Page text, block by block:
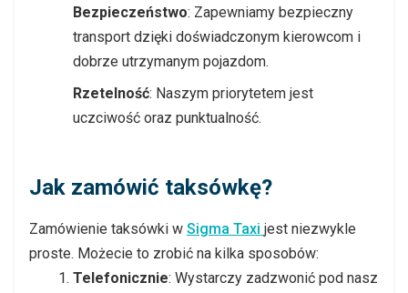
Bezpieczeństwo: Zapewniamy bezpieczny
transport dzięki doświadczonym kierowcom i
dobrze utrzymanym pojazdom.
Rzetelność: Naszym priorytetem jest
uczciwość oraz punktualność.
Jak zamówić taksówkę?
Zamówienie taksówki w Sigma Taxi jest niezwykle
proste. Możecie to zrobić na kilka sposobów:
Telefonicznie: Wystarczy zadzwonić pod nasz